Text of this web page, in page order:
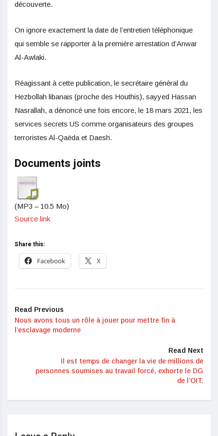
découverte.
On ignore exactement la date de l’entretien téléphonique
qui semble se rapporter à la première arrestation d’Anwar
Al-Awlaki.
Réagissant à cette publication, le secrétaire général du
Hezbollah libanais (proche des Houthis), sayyed Hassan
Nasrallah, a dénoncé une fois encore, le 18 mars 2021, les
services secrets US comme organisateurs des groupes
terroristes Al-Qaëda et Daesh.
Documents joints
(MP3 – 10.5 Mo)
Source link
Share this:
Facebook
X
Read Previous
Nous avons tous un rôle à jouer pour mettre fin à
l’esclavage moderne
Read Next
Il est temps de changer la vie de millions de
personnes soumises au travail forcé, exhorte le DG
de l’OIT.